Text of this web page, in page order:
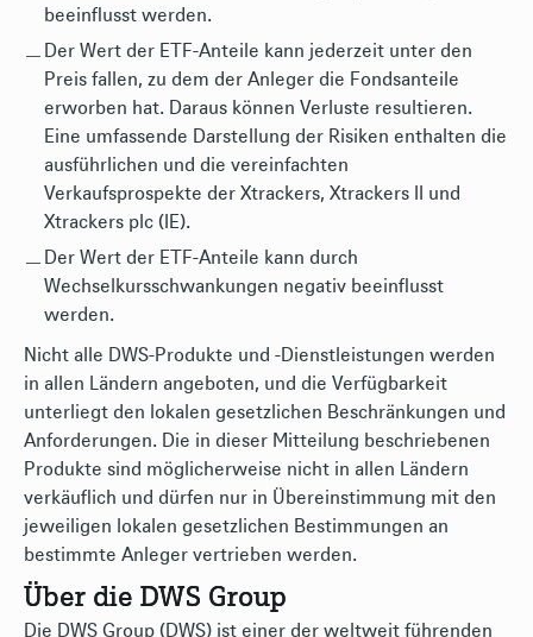
beeinflusst werden.
Der Wert der ETF-Anteile kann jederzeit unter den
Preis fallen, zu dem der Anleger die Fondsanteile
erworben hat. Daraus können Verluste resultieren.
Eine umfassende Darstellung der Risiken enthalten die
ausführlichen und die vereinfachten
Verkaufsprospekte der Xtrackers, Xtrackers II und
Xtrackers plc (IE).
Der Wert der ETF-Anteile kann durch
Wechselkursschwankungen negativ beeinflusst
werden.
Nicht alle DWS-Produkte und -Dienstleistungen werden
in allen Ländern angeboten, und die Verfügbarkeit
unterliegt den lokalen gesetzlichen Beschränkungen und
Anforderungen. Die in dieser Mitteilung beschriebenen
Produkte sind möglicherweise nicht in allen Ländern
verkäuflich und dürfen nur in Übereinstimmung mit den
jeweiligen lokalen gesetzlichen Bestimmungen an
bestimmte Anleger vertrieben werden.
Über die DWS Group
Die DWS Group (DWS) ist einer der weltweit führenden